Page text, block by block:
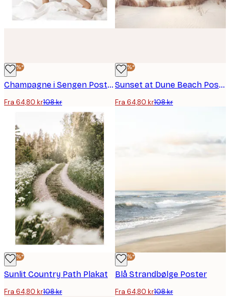
-40%*
Champagne i Sengen Poster Plakat
Fra 64,80 kr108 kr
-40%*
Sunset at Dune Beach Poster
Fra 64,80 kr108 kr
-40%*
Sunlit Country Path Plakat
Fra 64,80 kr108 kr
-40%*
Blå Strandbølge Poster
Fra 64,80 kr108 kr